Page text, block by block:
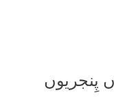
پِنجریوں